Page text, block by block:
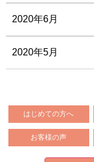
2020年6月
2020年5月
はじめての方へ
お客様の声